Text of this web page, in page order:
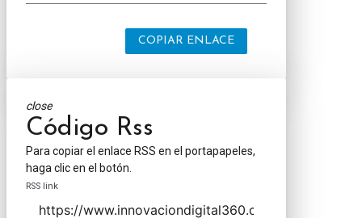
COPIAR ENLACE
close
Código Rss
Para copiar el enlace RSS en el portapapeles,
haga clic en el botón.
RSS link